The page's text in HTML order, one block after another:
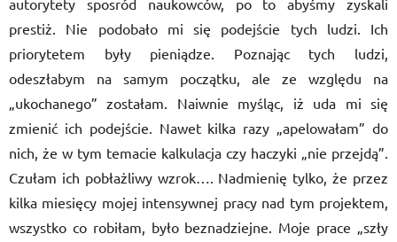
autorytety sposród naukowców, po to abyśmy zyskali
prestiż. Nie podobało mi się podejście tych ludzi. Ich
priorytetem były pieniądze. Poznając tych ludzi,
odeszłabym na samym początku, ale ze względu na
„ukochanego” zostałam. Naiwnie myśląc, iż uda mi się
zmienić ich podejście. Nawet kilka razy „apelowałam” do
nich, że w tym temacie kalkulacja czy haczyki „nie przejdą”.
Czułam ich pobłażliwy wzrok…. Nadmienię tylko, że przez
kilka miesięcy mojej intensywnej pracy nad tym projektem,
wszystko co robiłam, było beznadziejne. Moje prace „szły